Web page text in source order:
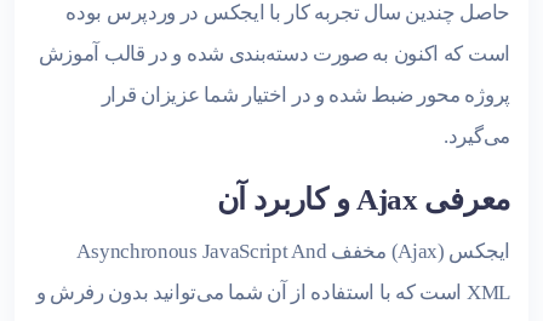
حاصل چندین سال تجربه کار با ایجکس در وردپرس بوده
است که اکنون به صورت دسته‌بندی شده و در قالب آموزش
پروژه محور ضبط شده و در اختیار شما عزیزان قرار
می‌گیرد.
معرفی Ajax و کاربرد آن
ایجکس (Ajax) مخفف Asynchronous JavaScript And
XML است که با استفاده از آن شما می‌توانید بدون رفرش و